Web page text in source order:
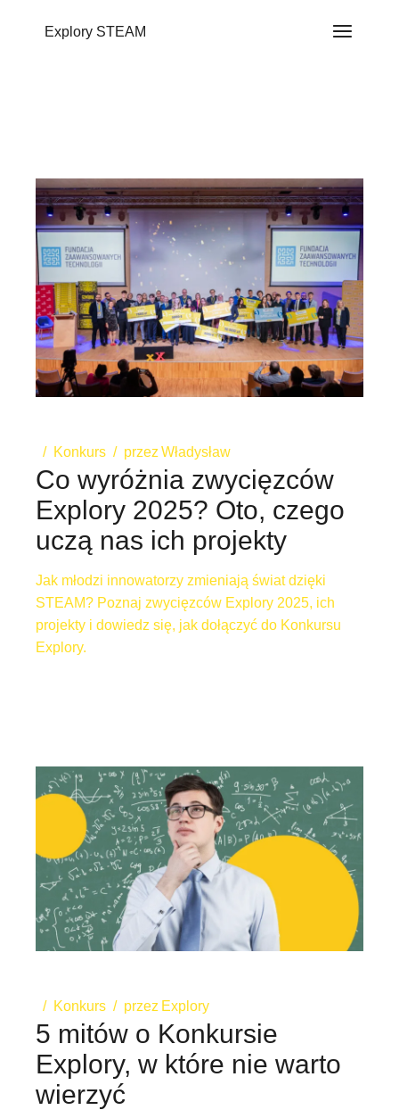
Explory STEAM
Konkurs przez Władysław
Co wyróżnia zwycięzców
Explory 2025? Oto, czego
uczą nas ich projekty
Jak młodzi innowatorzy zmieniają świat dzięki
STEAM? Poznaj zwycięzców Explory 2025, ich
projekty i dowiedz się, jak dołączyć do Konkursu
Explory.
Konkurs przez Explory
5 mitów o Konkursie
Explory, w które nie warto
wierzyć